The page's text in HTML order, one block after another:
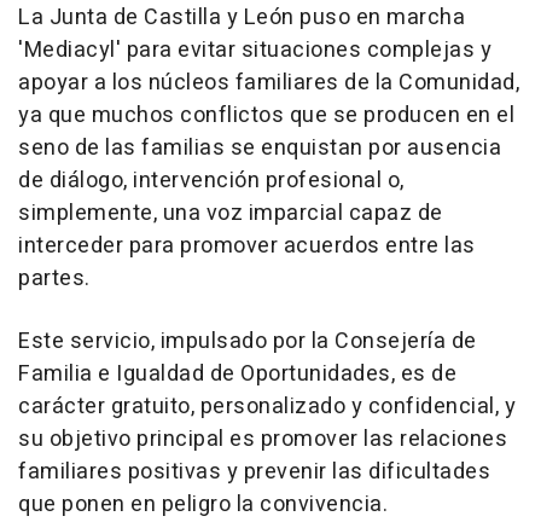
La Junta de Castilla y León puso en marcha
'Mediacyl' para evitar situaciones complejas y
apoyar a los núcleos familiares de la Comunidad,
ya que muchos conflictos que se producen en el
seno de las familias se enquistan por ausencia
de diálogo, intervención profesional o,
simplemente, una voz imparcial capaz de
interceder para promover acuerdos entre las
partes.
Este servicio, impulsado por la Consejería de
Familia e Igualdad de Oportunidades, es de
carácter gratuito, personalizado y confidencial, y
su objetivo principal es promover las relaciones
familiares positivas y prevenir las dificultades
que ponen en peligro la convivencia.